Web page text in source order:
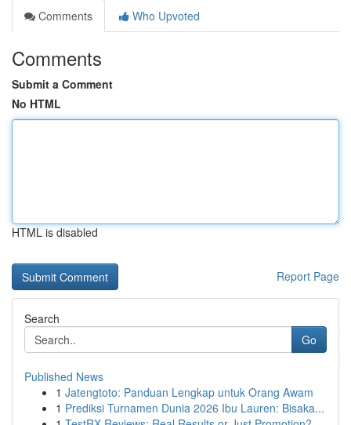
Comments
Who Upvoted
Comments
Submit a Comment
No HTML
HTML is disabled
Report Page
Search
Go
Published News
1 Jatengtoto: Panduan Lengkap untuk Orang Awam
1 Prediksi Turnamen Dunia 2026 Ibu Lauren: Bisaka...